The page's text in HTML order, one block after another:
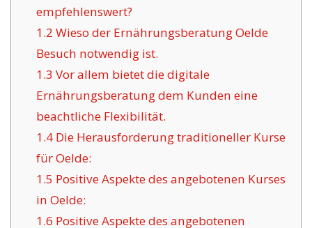
empfehlenswert?
1.2 Wieso der Ernährungsberatung Oelde
Besuch notwendig ist.
1.3 Vor allem bietet die digitale
Ernährungsberatung dem Kunden eine
beachtliche Flexibilität.
1.4Die Herausforderung traditioneller Kurse
für Oelde:
1.5 Positive Aspekte des angebotenen Kurses
in Oelde:
1.6 Positive Aspekte des angebotenen